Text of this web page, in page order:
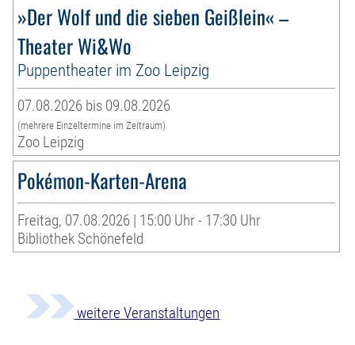
»Der Wolf und die sieben Geißlein« –
Theater Wi&Wo
Puppentheater im Zoo Leipzig
07.08.2026 bis 09.08.2026
(mehrere Einzeltermine im Zeitraum)
Zoo Leipzig
Pokémon-Karten-Arena
Freitag, 07.08.2026 | 15:00 Uhr - 17:30 Uhr
Bibliothek Schönefeld
weitere Veranstaltungen